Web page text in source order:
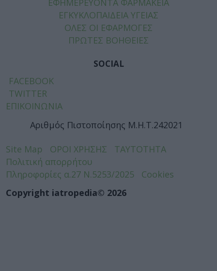
ΕΓΚΥΚΛΟΠΑΙΔΕΙΑ ΥΓΕΙΑΣ
ΟΛΕΣ ΟΙ ΕΦΑΡΜΟΓΕΣ
ΠΡΩΤΕΣ ΒΟΗΘΕΙΕΣ
SOCIAL
FACEBOOK
TWITTER
ΕΠΙΚΟΙΝΩΝΙΑ
Αριθμός Πιστοποίησης Μ.Η.Τ.242021
Site Map ΟΡΟΙ ΧΡΗΣΗΣ
ΤΑΥΤΟΤΗΤΑ
Πολιτική απορρήτου
Πληροφορίες α.27 Ν.5253/2025
Cookies
Copyright iatropedia© 2026